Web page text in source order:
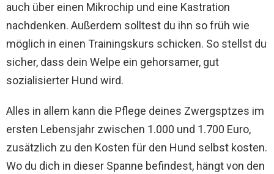
auch über einen Mikrochip und eine Kastration
nachdenken. Außerdem solltest du ihn so früh wie
möglich in einen Trainingskurs schicken. So stellst du
sicher, dass dein Welpe ein gehorsamer, gut
sozialisierter Hund wird.
Alles in allem kann die Pflege deines Zwergsptzes im
ersten Lebensjahr zwischen 1.000 und 1.700 Euro,
zusätzlich zu den Kosten für den Hund selbst kosten.
Wo du dich in dieser Spanne befindest, hängt von den